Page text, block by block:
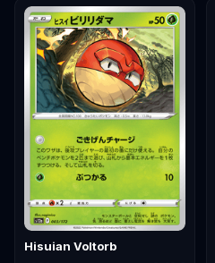
Hisuian Voltorb